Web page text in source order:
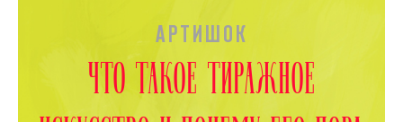
АРТИШОК
ЧТО ТАКОЕ ТИРАЖНОЕ